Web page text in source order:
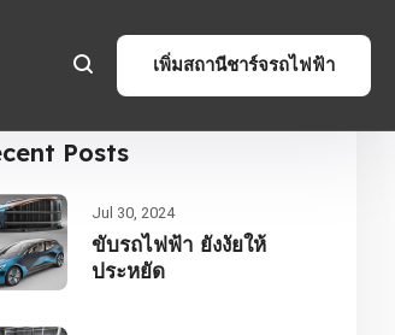
เพิ่มสถานีชาร์จรถไฟฟ้า
Posts
Jul 30, 2024
ขับรถไฟฟ้า ยังงัยให้
ประหยัด